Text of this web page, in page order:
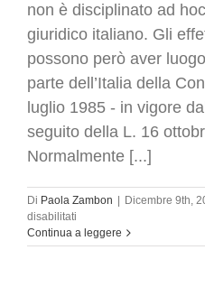
non è disciplinato ad
giuridico italiano. Gli
possono però aver
parte dell’Italia della
luglio 1985 - in vigore
seguito della L. 16
Normalmente [...]
Di Paola Zambon Dicembre 9th,
disabilitati
Trust
:
Continua a leggere